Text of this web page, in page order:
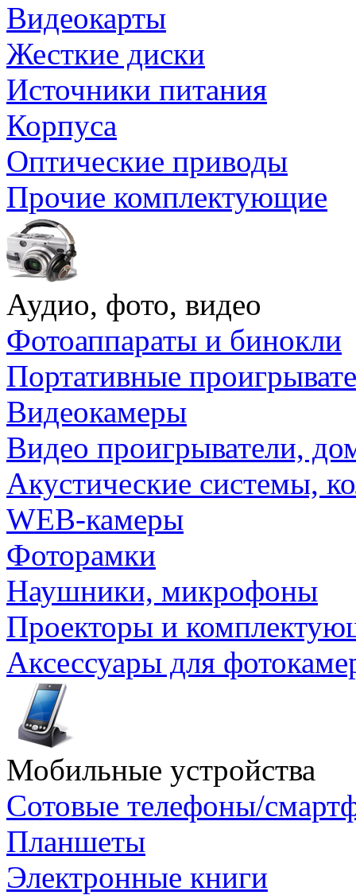
Видеокарты
Жесткие диски
Источники питания
Корпуса
Оптические приводы
Прочие комплектующие
Аудио, фото, видео
Фотоаппараты и бинокли
Портативные
Видеокамеры
Видео проигрыватели,
Акустические системы,
WEB-камеры
Фоторамки
Наушники, микрофоны
Проекторы и
Аксессуары для
Мобильные устройства
Сотовые телефоны/
Планшеты
Электронные книги